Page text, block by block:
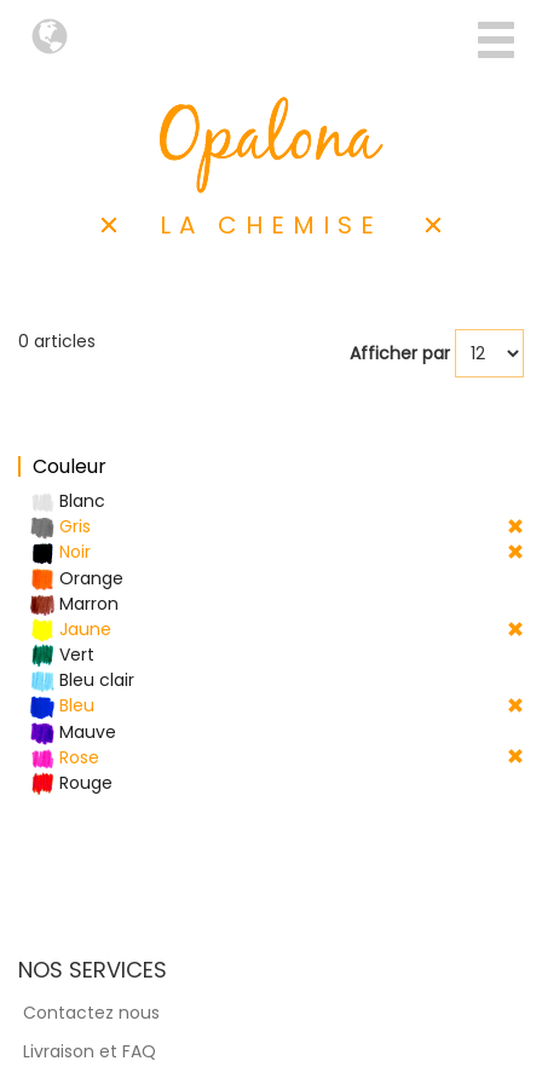
LA CHEMISE
0 articles Afficher par
Couleur
Blanc
Gris
Noir
Orange
Marron
Jaune
Vert
Bleu clair
Bleu
Mauve
Rose
Rouge
NOS SERVICES
Contactez nous
Livraison et FAQ